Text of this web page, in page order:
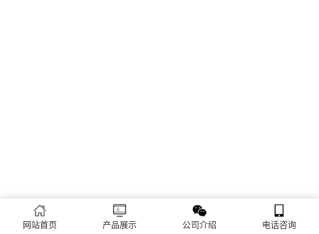
网站首页 产品展示 公司介绍 电话咨询